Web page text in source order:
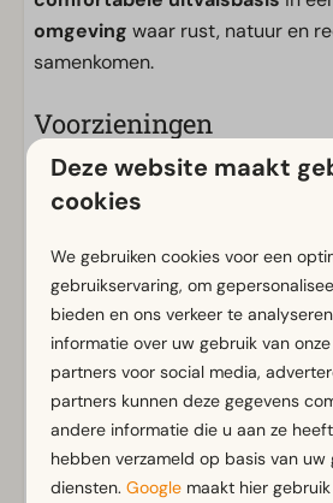
omgeving waar rust, natuur en
samenkomen.
Voorzieningen
Algemeen
Rookvrij
Met verdieping
m² Oppervlakte: 114
Parkeergelegenheid nabij
Badkamer
Aparte toiletten: 1
Badkamer(s) beneden: 1
Toon meer ↓
Deze website maakt
cookies
We gebruiken cookies voor een
gebruikservaring, om
bieden en ons verkeer te
informatie over uw gebruik van
partners voor social media,
partners kunnen deze gegevens
andere informatie die u aan ze
hebben verzameld op basis van uw
diensten.Google maakt hier